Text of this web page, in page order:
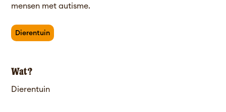
mensen met autisme.
Dierentuin
Wat?
Dierentuin